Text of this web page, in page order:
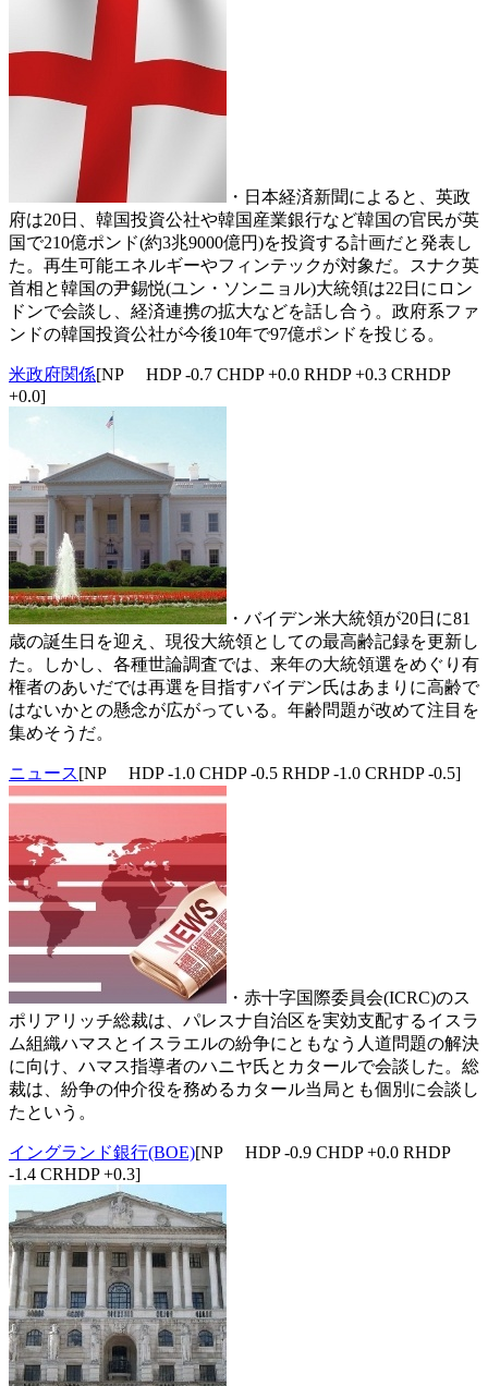
・日本経済新聞によると、英政
府は20日、韓国投資公社や韓国産業銀行など韓国の官民が英
国で210億ポンド(約3兆9000億円)を投資する計画だと発表し
た。再生可能エネルギーやフィンテックが対象だ。スナク英
首相と韓国の尹錫悦(ユン・ソンニョル)大統領は22日にロン
ドンで会談し、経済連携の拡大などを話し合う。政府系ファ
ンドの韓国投資公社が今後10年で97億ポンドを投じる。
米政府関係[NP HDP -0.7 CHDP +0.0 RHDP +0.3 CRHDP
+0.0]
・バイデン米大統領が20日に81
歳の誕生日を迎え、現役大統領としての最高齢記録を更新し
た。しかし、各種世論調査では、来年の大統領選をめぐり有
権者のあいだでは再選を目指すバイデン氏はあまりに高齢で
はないかとの懸念が広がっている。年齢問題が改めて注目を
集めそうだ。
ニュース[NP HDP -1.0 CHDP -0.5 RHDP -1.0 CRHDP -0.5]
・赤十字国際委員会(ICRC)のス
ポリアリッチ総裁は、パレスナ自治区を実効支配するイスラ
ム組織ハマスとイスラエルの紛争にともなう人道問題の解決
に向け、ハマス指導者のハニヤ氏とカタールで会談した。総
裁は、紛争の仲介役を務めるカタール当局とも個別に会談し
たという。
イングランド銀行(BOE)[NP HDP -0.9 CHDP +0.0 RHDP
-1.4 CRHDP +0.3]